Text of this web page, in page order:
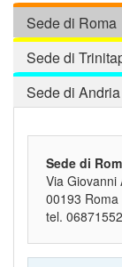
Sede di Roma
Sede di
Sede di Andria
Sede di
Via Giovanni
00193 Roma
tel.